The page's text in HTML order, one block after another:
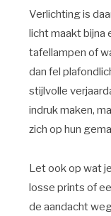
Verlichting is
licht maakt bijna
tafellampen of
dan fel
stijlvolle
indruk maken,
zich op hun
Let ook op wat
losse prints of
de aandacht